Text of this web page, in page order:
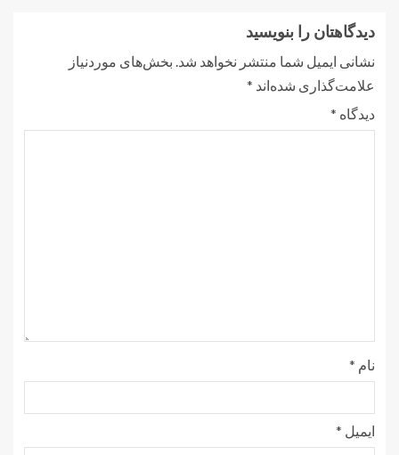
دیدگاهتان را بنویسید
نشانی ایمیل شما منتشر نخواهد شد. بخش‌های موردنیاز
علامت‌گذاری شده‌اند *
دیدگاه *
نام *
ایمیل *